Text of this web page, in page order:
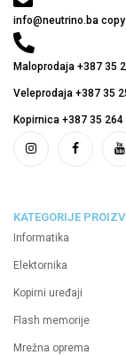
info@neutrino.ba
Maloprodaja +387 35
Veleprodaja +387 35
Kopirnica +387 35
KATEGORIJE
Informatika
Elektornika
Kopirni uređaji
Flash memorije
Mrežna oprema